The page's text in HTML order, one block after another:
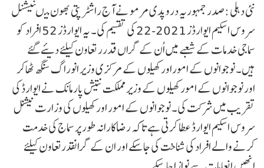
نئی دہلی :صدر جمہوریہ دروپدی مرمو نے آج راشٹرپتی بھون میںنیشنل
سروس اسکیم ایوارڈز 2021-22 کی تقسیم کی۔ یہ ایوارڈز 52 افراد کو
سماجی خدمات کے شعبے میں اُن کے گراں قدرر تعاون کیلئے دیئے گئے
ہیں۔ نوجوانوں کے اموراور کھیلوں کے مرکزی وزیر انورا گ سنگھ ٹھاکر
اور نوجوانوں کے امور کھیلوں کے وزیر مملکت نتیش پارمانک نے ایوارڈ کی
تقریب میں شرکت کی۔ نوجوانوں کے امور اور کھیلوں کی وزارت نیشنل
سروس اسکیم ایوارڈ عطا کرتی ہے تاکہ رضاکارانہ طور پر سماج کی خدمت
کرنے والے افراد کی شناخت کی جاسکے اور ان کے گرانقدرتعاون کیلئے